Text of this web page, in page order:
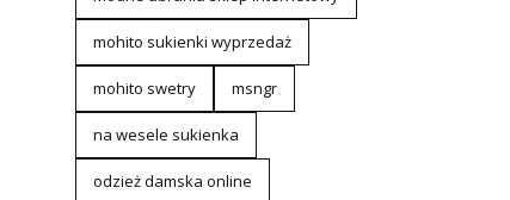
mohito sukienki wyprzedaż
mohito swetry msngr
na wesele sukienka
odzież damska online